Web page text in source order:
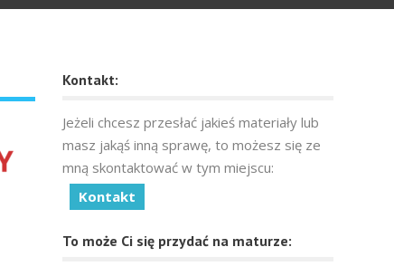
Kontakt:
Jeżeli chcesz przesłać jakieś materiały lub
masz jakąś inną sprawę, to możesz się ze
mną skontaktować w tym miejscu:
Kontakt
To może Ci się przydać na maturze: